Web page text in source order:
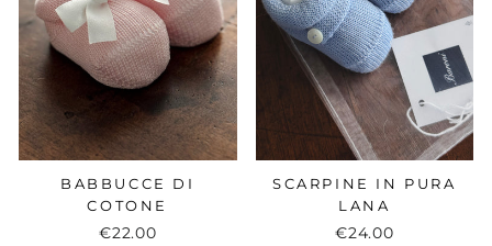
BABBUCCE DI
COTONE
€22.00
SCARPINE IN PURA
LANA
€24.00